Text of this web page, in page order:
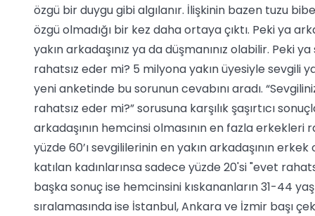
özgü bir duygu gibi algılanır. İlişkinin bazen tuzu
özgü olmadığı bir kez daha ortaya çıktı. Peki ya
yakın arkadaşınız ya da düşmanınız olabilir. Peki
rahatsız eder mi? 5 milyona yakın üyesiyle sevgili
yeni anketinde bu sorunun cevabını aradı.
rahatsız eder mi?” sorusuna karşılık şaşırtıcı
arkadaşının hemcinsi olmasının en fazla
yüzde 60’ı sevgililerinin en yakın arkadaşının
katılan kadınlarınsa sadece yüzde 20'si "evet
başka sonuç ise hemcinsini kıskananların 31-44
sıralamasında ise İstanbul, Ankara ve İzmir başı